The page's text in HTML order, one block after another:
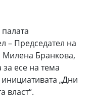
– Председател на
Бранкова,
за есе на тема
„Дни
власт“.